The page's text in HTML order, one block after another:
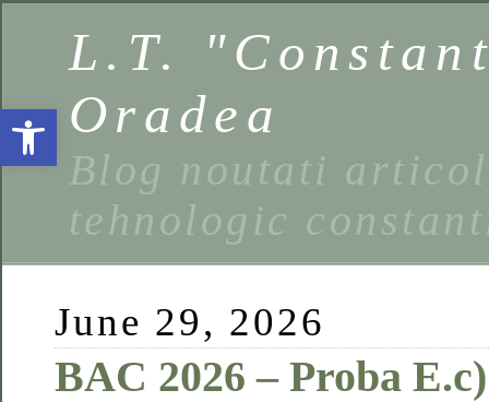
Open toolbar
L.T.
Oradea
Blog noutati
tehnologic
June 29, 2026
BAC 2026 – Proba